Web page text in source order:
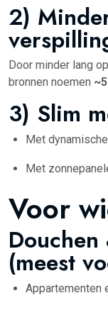
2)
Door minder lang
bronnen noemen
3) Slim
Met
Met
Voor
(meest
Appartementen